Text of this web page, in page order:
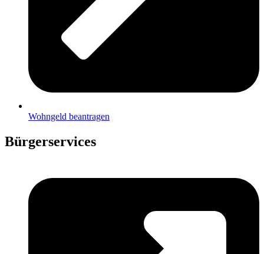
Wohngeld beantragen
Bürgerservices